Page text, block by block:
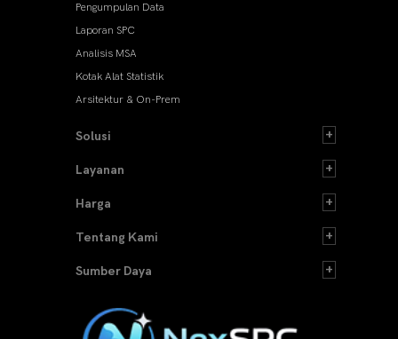
Pengumpulan Data
Laporan SPC
Analisis MSA
Kotak Alat Statistik
Arsitektur & On-Prem
Solusi
Layanan
Harga
Tentang Kami
Sumber Daya